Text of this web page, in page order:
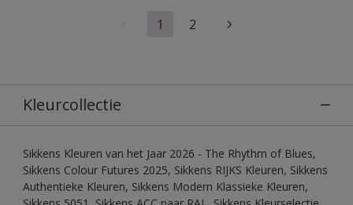
1 2
Kleurcollectie
Sikkens Kleuren van het Jaar 2026 - The Rhythm of Blues,
Sikkens Colour Futures 2025, Sikkens RIJKS Kleuren, Sikkens
Authentieke Kleuren, Sikkens Modern Klassieke Kleuren,